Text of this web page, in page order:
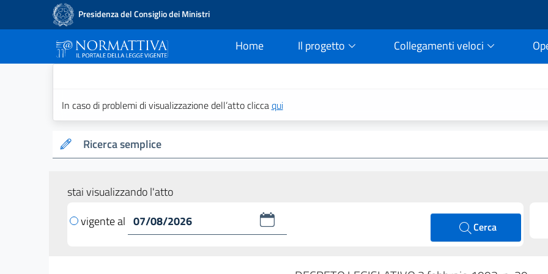
Presidenza del Consiglio dei Ministri
Home
current Il progetto Collegamenti veloci
In caso di problemi di visualizzazione dell’atto cliccaqui
Ricerca semplice
stai visualizzando l'atto
vigente al
Cerca